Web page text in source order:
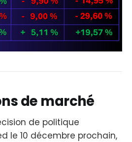
de marché
de politique
le 10 décembre prochain,